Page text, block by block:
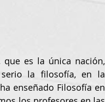
es la única nación,
la filosofía, en la
enseñado Filosofía en